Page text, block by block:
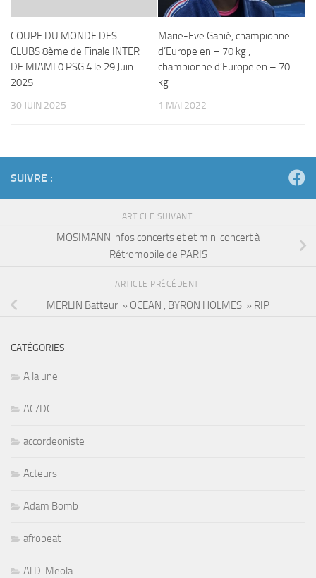
COUPE DU MONDE DES
CLUBS 8ème de Finale INTER
DE MIAMI 0 PSG 4 le 29 Juin
2025
30 JUIN 2025
Marie-Eve Gahié, championne
d’Europe en – 70 kg ,
championne d’Europe en – 70
kg
1 MAI 2022
SUIVRE :
ARTICLE SUIVANT
MOSIMANN infos concerts et et mini concert à
Rétromobile de PARIS
ARTICLE PRÉCÉDENT
MERLIN Batteur » OCEAN , BYRON HOLMES » RIP
CATÉGORIES
A la une
AC/DC
accordeoniste
Acteurs
Adam Bomb
afrobeat
Al Di Meola